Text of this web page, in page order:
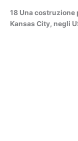
18 Una
Kansas City, negli